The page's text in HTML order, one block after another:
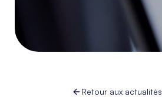
Retour aux actualités